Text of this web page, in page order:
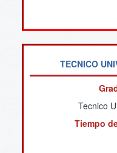
TECNICO
Tecnico
Tiempo